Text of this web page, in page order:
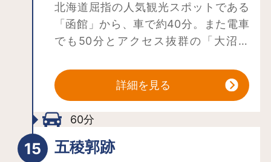
文化に共通する性格を有する典型的な
事例となっており、当時の精神文化を
考える上でも貴重なものです。
北海道屈指の人気観光スポットである
「函館」から、車で約40分。また電車
でも50分とアクセス抜群の「大沼公
春の花や野鳥、夏の緑、秋の紅葉、し
っとりとした冬景色など、四季折々に
から秋はカヌーやサイクリング、ボー
ト、乗馬、セグウェイなどアクティビ
詳細を見る
60分
五稜郭跡